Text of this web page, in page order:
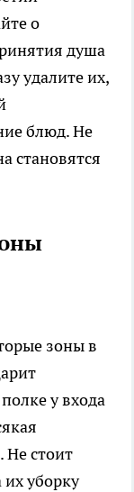
о
душа
удалите их,
блюд. Не
становятся
зоны в
у входа
Не стоит
их уборку